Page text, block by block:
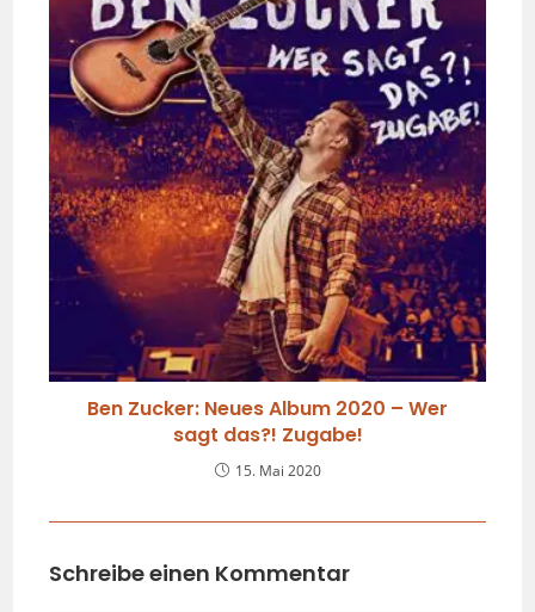
Ben Zucker: Neues Album 2020 – Wer
sagt das?! Zugabe!
15. Mai 2020
Schreibe einen Kommentar